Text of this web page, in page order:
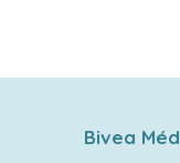
Bivea